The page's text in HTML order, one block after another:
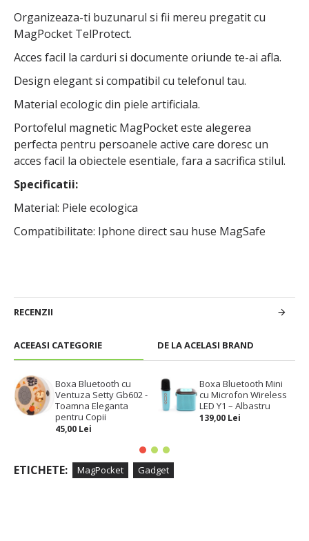
ACEEASI CATEGORIE DE LA ACELASI BRAND
Boxa Bluetooth cu
Ventuza Setty Gb602 -
Toamna Eleganta
pentru Copii
45,00 Lei
Boxa Bluetooth Mini
cu Microfon Wireless
LED Y1 – Albastru
139,00 Lei
Organizeaza-ti buzunarul si fii mereu pregatit cu
MagPocket TelProtect.
Acces facil la carduri si documente oriunde te-ai afla.
Design elegant si compatibil cu telefonul tau.
Material ecologic din piele artificiala.
Portofelul magnetic MagPocket este alegerea
perfecta pentru persoanele active care doresc un
acces facil la obiectele esentiale, fara a sacrifica stilul.
Specificatii:
Material: Piele ecologica
Compatibilitate: Iphone direct sau huse MagSafe
RECENZII
ETICHETE: MagPocket Gadget